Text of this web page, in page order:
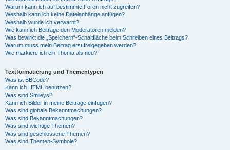
Warum kann ich auf bestimmte Foren nicht zugreifen?
Weshalb kann ich keine Dateianhänge anfügen?
Weshalb wurde ich verwarnt?
Wie kann ich Beiträge den Moderatoren melden?
Was bewirkt die „Speichern“-Schaltfläche beim Schreiben eines Beitrags?
Warum muss mein Beitrag erst freigegeben werden?
Wie markiere ich ein Thema als neu?
Textformatierung und Thementypen
Was ist BBCode?
Kann ich HTML benutzen?
Was sind Smileys?
Kann ich Bilder in meine Beiträge einfügen?
Was sind globale Bekanntmachungen?
Was sind Bekanntmachungen?
Was sind wichtige Themen?
Was sind geschlossene Themen?
Was sind Themen-Symbole?